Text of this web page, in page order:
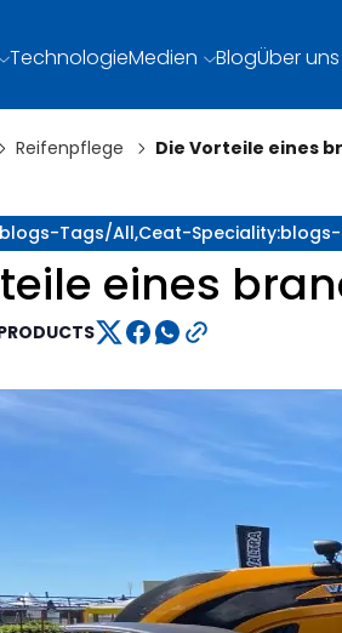
TechnologieMedien BlogÜber uns
Reifenpflege Die Vorteile eines
Tags/all,ceat-
eines